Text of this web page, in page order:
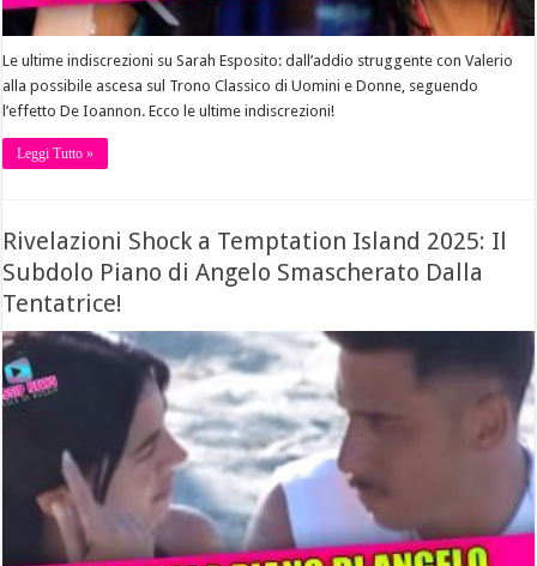
Le ultime indiscrezioni su Sarah Esposito: dall’addio struggente con Valerio
alla possibile ascesa sul Trono Classico di Uomini e Donne, seguendo
l’effetto De Ioannon. Ecco le ultime indiscrezioni!
Leggi Tutto »
Rivelazioni Shock a Temptation Island 2025: Il
Subdolo Piano di Angelo Smascherato Dalla
Tentatrice!